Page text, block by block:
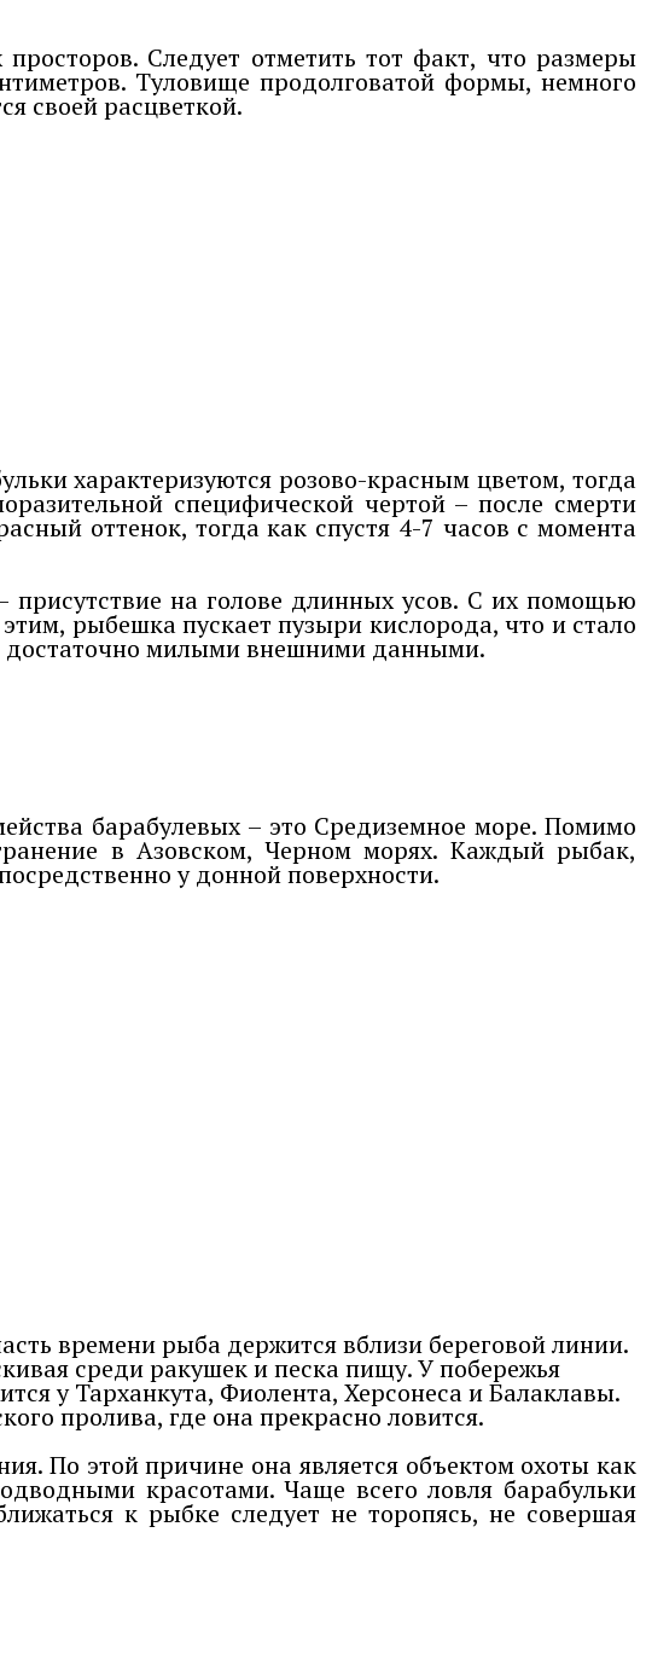
Следует отметить тот факт, что размеры
Туловище продолговатой формы, немного
своей расцветкой.
характеризуются розово-красным цветом, тогда
специфической чертой – после смерти
оттенок, тогда как спустя 4-7 часов с момента
на голове длинных усов. С их помощью
рыбешка пускает пузыри кислорода, что и стало
достаточно милыми внешними данными.
барабулевых – это Средиземное море. Помимо
в Азовском, Черном морях. Каждый рыбак,
у донной поверхности.
времени рыба держится вблизи береговой линии.
среди ракушек и песка пищу. У побережья
у Тарханкута, Фиолента, Херсонеса и Балаклавы.
пролива, где она прекрасно ловится.
По этой причине она является объектом охоты как
красотами. Чаще всего ловля барабульки
к рыбке следует не торопясь, не совершая